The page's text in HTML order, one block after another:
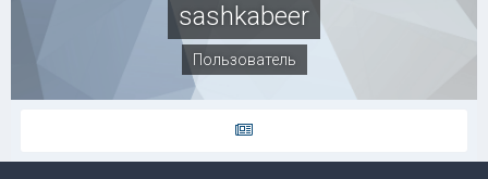
sashkabeer
Пользователь